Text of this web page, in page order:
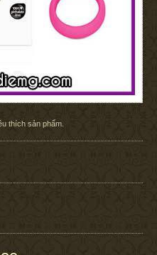
thích sản phẩm.